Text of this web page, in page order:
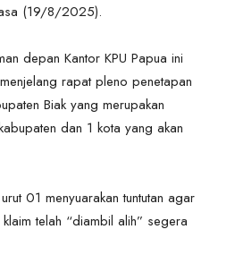
(19/8/2025).
depan Kantor KPU Papua ini
rapat pleno penetapan
Biak yang merupakan
dan 1 kota yang akan
01 menyuarakan tuntutan agar
telah “diambil alih” segera